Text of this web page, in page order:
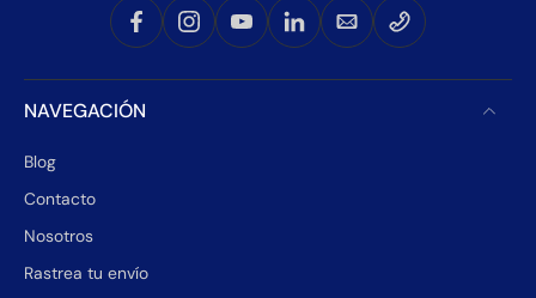
NAVEGACIÓN
Blog
Contacto
Nosotros
Rastrea tu envío